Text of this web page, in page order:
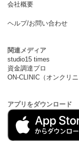
会社概要
ヘルプ/お問い合わせ
関連メディア
studio15 times
資金調達プロ
ON-CLINIC（オンクリニ
アプリをダウンロード